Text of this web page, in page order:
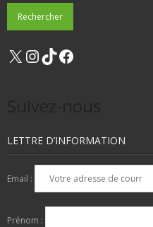
X Instagram
TikTok
LETTRE D’INFORMATION
Email :
Prénom :